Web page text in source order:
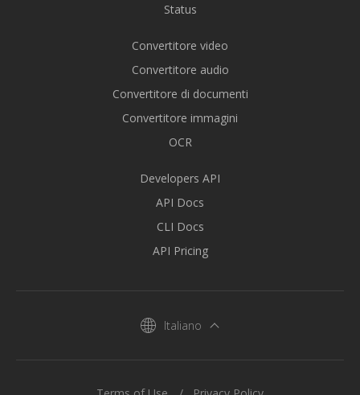
Status
Convertitore video
Convertitore audio
Convertitore di documenti
Convertitore immagini
OCR
Developers API
API Docs
CLI Docs
API Pricing
Italiano